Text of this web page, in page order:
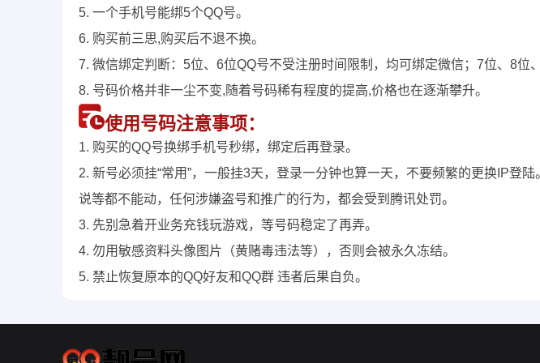
5. 一个手机号能绑5个QQ号。
6. 购买前三思,购买后不退不换。
7. 微信绑定判断：5位、6位QQ号不受注册时间限制，均可绑定微信；7位、8位
8. 号码价格并非一尘不变,随着号码稀有程度的提高,价格也在逐渐攀升。
使用号码注意事项：
1. 购买的QQ号换绑手机号秒绑，绑定后再登录。
2. 新号必须挂“常用”，一般挂3天，登录一分钟也算一天，不要频繁的更换IP登
说等都不能动，任何涉嫌盗号和推广的行为，都会受到腾讯处罚。
3. 先别急着开业务充钱玩游戏，等号码稳定了再弄。
4. 勿用敏感资料头像图片（黄赌毒违法等），否则会被永久冻结。
5. 禁止恢复原本的QQ好友和QQ群 违者后果自负。